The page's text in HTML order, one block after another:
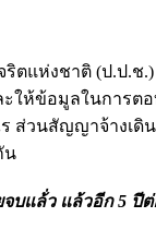
ตแห่งชาติ (ป.ป.ช.)
ะให้ข้อมูลในการต
ส่วนสัญญาจ้างเดิ
น
บแล้่ว แล้วอีก 5 ปี